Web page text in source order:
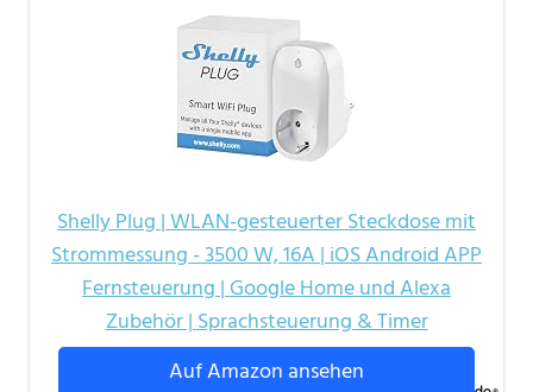
Shelly Plug | WLAN-gesteuerter Steckdose mit
Strommessung - 3500 W, 16A | iOS Android APP
Fernsteuerung | Google Home und Alexa
Zubehör | Sprachsteuerung & Timer
Auf Amazon ansehen